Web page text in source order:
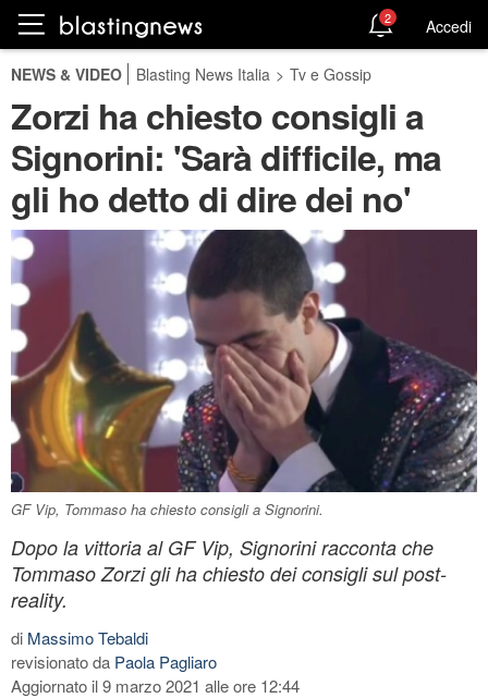
2 Accedi
NEWS & VIDEO Blasting News Italia > Tv e Gossip
Zorzi ha chiesto consigli a
Signorini: 'Sarà difficile, ma
gli ho detto di dire dei no'
GF Vip, Tommaso ha chiesto consigli a Signorini.
Dopo la vittoria al GF Vip, Signorini racconta che
Tommaso Zorzi gli ha chiesto dei consigli sul post-
reality.
di Massimo Tebaldi
revisionato da Paola Pagliaro
Aggiornato il 9 marzo 2021 alle ore 12:44